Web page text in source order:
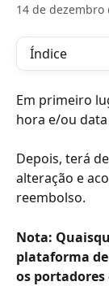
14 de dezembro
Índice
Em primeiro
hora e/ou
Depois, terá
alteração e
reembolso.
Nota:
plataforma
os